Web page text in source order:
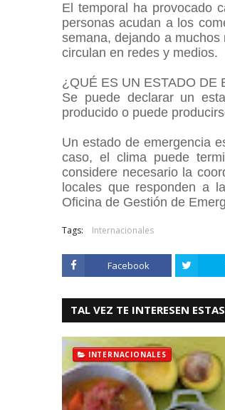
El temporal ha provocado
personas acudan a los
semana, dejando a
circulan en redes y medios.
¿QUÉ ES UN ESTADO DE
Se puede declarar un
producido o puede
Un estado de emergencia
caso, el clima puede
considere necesario la
locales que responden a
Oficina de Gestión de
Tags: Internacionales
Facebook
TAL VEZ TE INTERESEN
INTERNACIONALES